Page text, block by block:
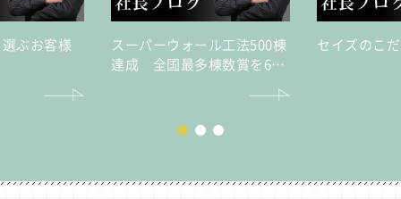
ぶお客様
スーパーウォール工法500棟
達成 全国最多棟数賞を6年
セイズのこ